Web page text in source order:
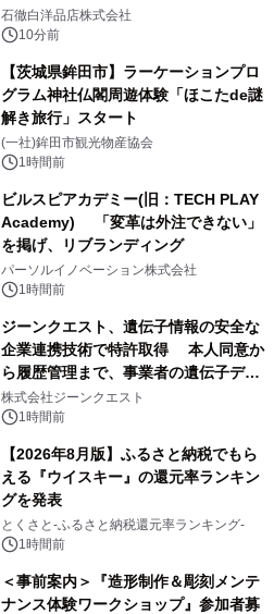
石徹白洋品店株式会社
10分前
【茨城県鉾田市】ラーケーションプロ
グラム神社仏閣周遊体験「ほこたde謎
解き旅行」スタート
(一社)鉾田市観光物産協会
1時間前
ビルスピアカデミー(旧：TECH PLAY
Academy) 「変革は外注できない」
を掲げ、リブランディング
パーソルイノベーション株式会社
1時間前
ジーンクエスト、遺伝子情報の安全な
企業連携技術で特許取得 本人同意か
ら履歴管理まで、事業者の遺伝子デー
タ活用を支援
株式会社ジーンクエスト
1時間前
【2026年8月版】ふるさと納税でもら
える『ウイスキー』の還元率ランキン
グを発表
とくさと-ふるさと納税還元率ランキング-
1時間前
＜事前案内＞『造形制作＆彫刻メンテ
ナンス体験ワークショップ』参加者募